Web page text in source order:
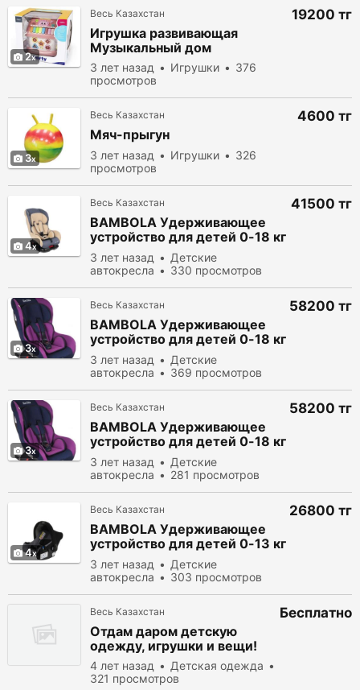
2
Весь Казахстан
Игрушка развивающая
Музыкальный дом
3 лет назад Игрушки
376
просмотров
19200 тг
3
Весь Казахстан
Мяч-прыгун
3 лет назад Игрушки
326
просмотров
4600 тг
4
Весь Казахстан
BAMBOLA Удерживающее
устройство для детей 0-18 кг
BAMBINO
3 лет назад
Детские
автокресла
330 просмотров
41500 тг
3
Весь Казахстан
BAMBOLA Удерживающее
устройство для детей 0-18 кг
Bambino Isofix
3 лет назад
Детские
автокресла
369 просмотров
58200 тг
3
Весь Казахстан
BAMBOLA Удерживающее
устройство для детей 0-18 кг
Bambino Isofix
3 лет назад
Детские
автокресла
281 просмотров
58200 тг
4
Весь Казахстан
BAMBOLA Удерживающее
устройство для детей 0-13 кг
NAUTILUS
3 лет назад
Детские
автокресла
303 просмотров
26800 тг
Весь Казахстан
Отдам даром детскую
одежду, игрушки и вещи!
4 лет назад
Детская одежда
321 просмотров
Бесплатно